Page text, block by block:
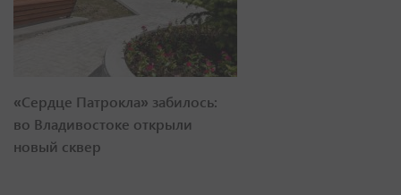
«Сердце Патрокла» забилось:
во Владивостоке открыли
новый сквер